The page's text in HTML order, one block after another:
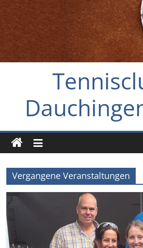
Zum
Inhalt
springen
Vergangene Veranstaltungen